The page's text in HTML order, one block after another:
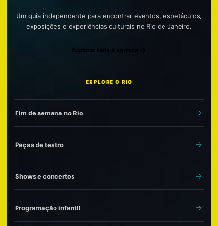
Um guia independente para encontrar eventos, espetáculos,
exposições e experiências culturais no Rio de Janeiro.
Explorar toda a agenda
EXPLORE O RIO
Fim de semana no Rio
Peças de teatro
Shows e concertos
Programação infantil